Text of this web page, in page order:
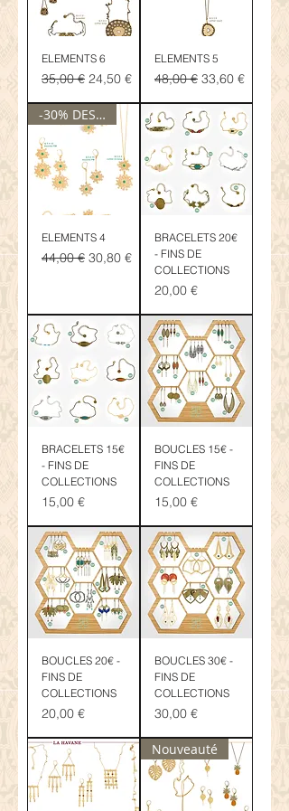
ELEMENTS 6
Prix original
35,00 € Prix promotionnel
24,50 €
ELEMENTS 5
Prix original
48,00 € Prix
33,60 €
-30% DESTOCKAGE
ELEMENTS 4
Prix original
44,00 € Prix promotionnel
30,80 €
BRACELETS 20€
- FINS DE
COLLECTIONS
Prix
20,00 €
BRACELETS 15€
- FINS DE
COLLECTIONS
Prix
15,00 €
BOUCLES 15€ -
FINS DE
COLLECTIONS
Prix
15,00 €
BOUCLES 20€ -
FINS DE
COLLECTIONS
Prix
20,00 €
BOUCLES 30€ -
FINS DE
COLLECTIONS
Prix
30,00 €
Nouveauté